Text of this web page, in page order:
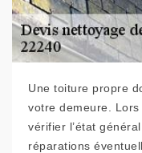
Une toiture propre
votre demeure.
vérifier l’état
réparations